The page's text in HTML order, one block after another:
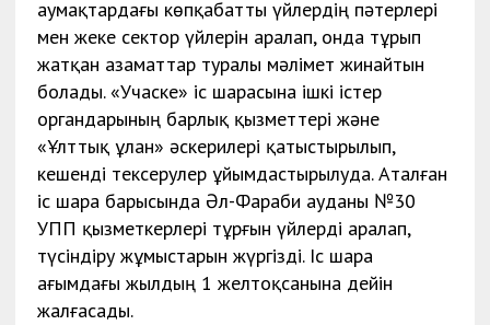
аумақтардағы көпқабатты үйлердің пәтерлері
мен жеке сектор үйлерін аралап, онда тұрып
жатқан азаматтар туралы мәлімет жинайтын
болады. «Учаске» іс шарасына ішкі істер
органдарының барлық қызметтері және
«Ұлттық ұлан» әскерилері қатыстырылып,
кешенді тексерулер ұйымдастырылуда. Аталған
іс шара барысында Әл-Фараби ауданы №30
УПП қызметкерлері тұрғын үйлерді аралап,
түсіндіру жұмыстарын жүргізді. Іс шара
ағымдағы жылдың 1 желтоқсанына дейін
жалғасады.